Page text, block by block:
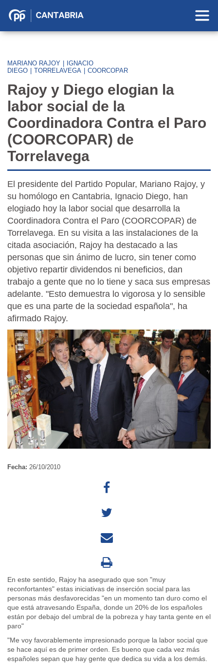
Partido
Cantabria
MARIANO RAJOY
IGNACIO
DIEGO
TORRELAVEGA COORCOPAR
Rajoy y Diego elogian la
labor social de la
Coordinadora Contra el Paro
(COORCOPAR) de
Torrelavega
El presidente del Partido Popular, Mariano Rajoy, y
su homólogo en Cantabria, Ignacio Diego, han
elogiado hoy la labor social que desarrolla la
Coordinadora Contra el Paro (COORCOPAR) de
Torrelavega. En su visita a las instalaciones de la
citada asociación, Rajoy ha destacado a las
personas que sin ánimo de lucro, sin tener como
objetivo repartir dividendos ni beneficios, dan
trabajo a gente que no lo tiene y saca sus empresas
adelante. "Esto demuestra lo vigorosa y lo sensible
que es una parte de la sociedad española", ha
afirmado Rajoy.
Fecha: 26/10/2010
En este sentido, Rajoy ha asegurado que son "muy
reconfortantes" estas iniciativas de inserción social para las
personas más desfavorecidas "en un momento tan duro como el
que está atravesando España, donde un 20% de los españoles
están por debajo del umbral de la pobreza y hay tanta gente en el
paro"
"Me voy favorablemente impresionado porque la labor social que
se hace aquí es de primer orden. Es bueno que cada vez más
españoles sepan que hay gente que dedica su vida a los demás.